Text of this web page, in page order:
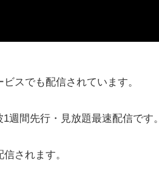
スでも配信されています。
週間先行・見放題最速配信です。
されます。